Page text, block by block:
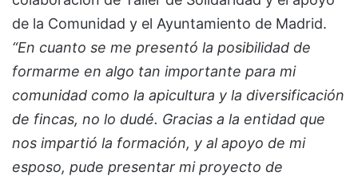
de la Comunidad y el Ayuntamiento de Madrid.
“En cuanto se me presentó la posibilidad de
formarme en algo tan importante para mi
comunidad como la apicultura y la diversificación
de fincas, no lo dudé. Gracias a la entidad que
nos impartió la formación, y al apoyo de mi
esposo, pude presentar mi proyecto de